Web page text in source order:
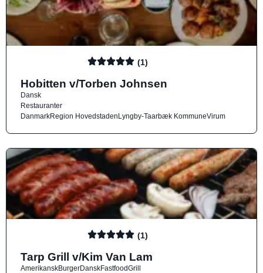
(1)
Hobitten v/Torben Johnsen
Dansk
Restauranter
DanmarkRegion HovedstadenLyngby-Taarbæk KommuneVirum
(1)
Tarp Grill v/Kim Van Lam
AmerikanskBurgerDanskFastfoodGrill